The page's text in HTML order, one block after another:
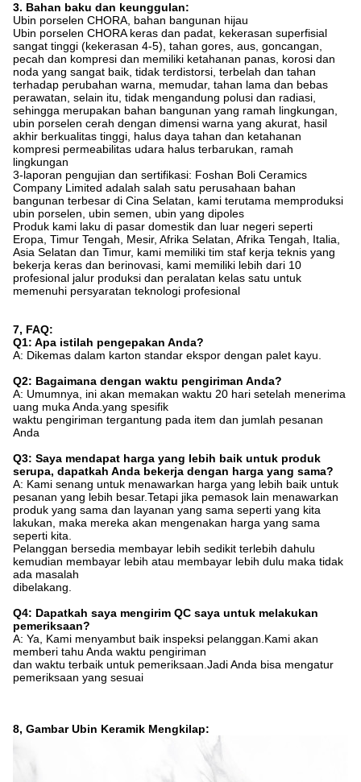
3. Bahan baku dan keunggulan:
Ubin porselen CHORA, bahan bangunan hijau
Ubin porselen CHORA keras dan padat, kekerasan superfisial
sangat tinggi (kekerasan 4-5), tahan gores, aus, goncangan,
pecah dan kompresi dan memiliki ketahanan panas, korosi dan
noda yang sangat baik, tidak terdistorsi, terbelah dan tahan
terhadap perubahan warna, memudar, tahan lama dan bebas
perawatan, selain itu, tidak mengandung polusi dan radiasi,
sehingga merupakan bahan bangunan yang ramah lingkungan,
ubin porselen cerah dengan dimensi warna yang akurat, hasil
akhir berkualitas tinggi, halus daya tahan dan ketahanan
kompresi permeabilitas udara halus terbarukan, ramah
lingkungan
3-laporan pengujian dan sertifikasi: Foshan Boli Ceramics
Company Limited adalah salah satu perusahaan bahan
bangunan terbesar di Cina Selatan, kami terutama memproduksi
ubin porselen, ubin semen, ubin yang dipoles
Produk kami laku di pasar domestik dan luar negeri seperti
Eropa, Timur Tengah, Mesir, Afrika Selatan, Afrika Tengah, Italia,
Asia Selatan dan Timur, kami memiliki tim staf kerja teknis yang
bekerja keras dan berinovasi, kami memiliki lebih dari 10
profesional jalur produksi dan peralatan kelas satu untuk
memenuhi persyaratan teknologi profesional
7, FAQ:
Q1: Apa istilah pengepakan Anda?
A: Dikemas dalam karton standar ekspor dengan palet kayu.
Q2: Bagaimana dengan waktu pengiriman Anda?
A: Umumnya, ini akan memakan waktu 20 hari setelah menerima
uang muka Anda.yang spesifik
waktu pengiriman tergantung pada item dan jumlah pesanan
Anda
Q3: Saya mendapat harga yang lebih baik untuk produk
serupa, dapatkah Anda bekerja dengan harga yang sama?
A: Kami senang untuk menawarkan harga yang lebih baik untuk
pesanan yang lebih besar.Tetapi jika pemasok lain menawarkan
produk yang sama dan layanan yang sama seperti yang kita
lakukan, maka mereka akan mengenakan harga yang sama
seperti kita.
Pelanggan bersedia membayar lebih sedikit terlebih dahulu
kemudian membayar lebih atau membayar lebih dulu maka tidak
ada masalah
dibelakang.
Q4: Dapatkah saya mengirim QC saya untuk melakukan
pemeriksaan?
A: Ya, Kami menyambut baik inspeksi pelanggan.Kami akan
memberi tahu Anda waktu pengiriman
dan waktu terbaik untuk pemeriksaan.Jadi Anda bisa mengatur
pemeriksaan yang sesuai
8, Gambar Ubin Keramik Mengkilap: